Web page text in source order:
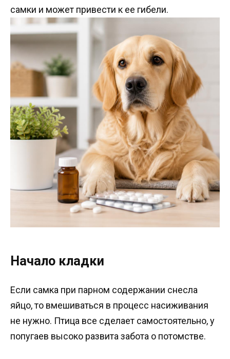
самки и может привести к ее гибели.
Начало кладки
Если самка при парном содержании снесла
яйцо, то вмешиваться в процесс насиживания
не нужно. Птица все сделает самостоятельно, у
попугаев высоко развита забота о потомстве.